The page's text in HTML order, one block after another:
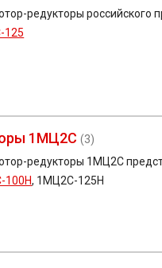
редукторы российского
125
1МЦ2С (3)
редукторы 1МЦ2С
100Н, 1МЦ2С-125Н